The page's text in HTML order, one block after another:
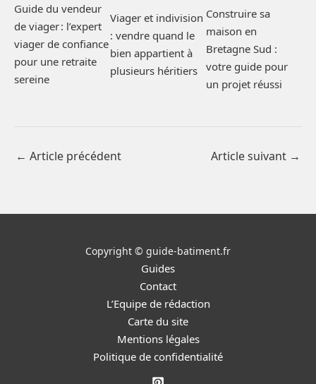
Guide du vendeur
de viager : l’expert
viager de confiance
pour une retraite
sereine
Viager et indivision
: vendre quand le
bien appartient à
plusieurs héritiers
Construire sa
maison en
Bretagne Sud :
votre guide pour
un projet réussi
← Article précédent Article suivant →
Copyright © guide-batiment.fr
Guides
Contact
L’Equipe de rédaction
Carte du site
Mentions légales
Politique de confidentialité